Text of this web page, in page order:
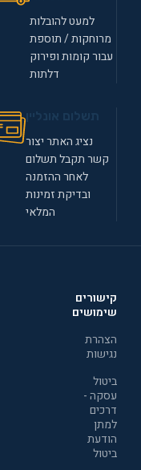
למעט להובלות
מרוחקות / תוספת
עבור קומות ופירוק
דלתות
נציג האתר יצור
קשר תקבל תשלום
לאחר ההזמנה
ובדיקת זמינות
המלאי
קישורים
שימושים
הצהרת
נגישות
ביטול
עסקה -
דרכים
למתן
הודעת
ביטול